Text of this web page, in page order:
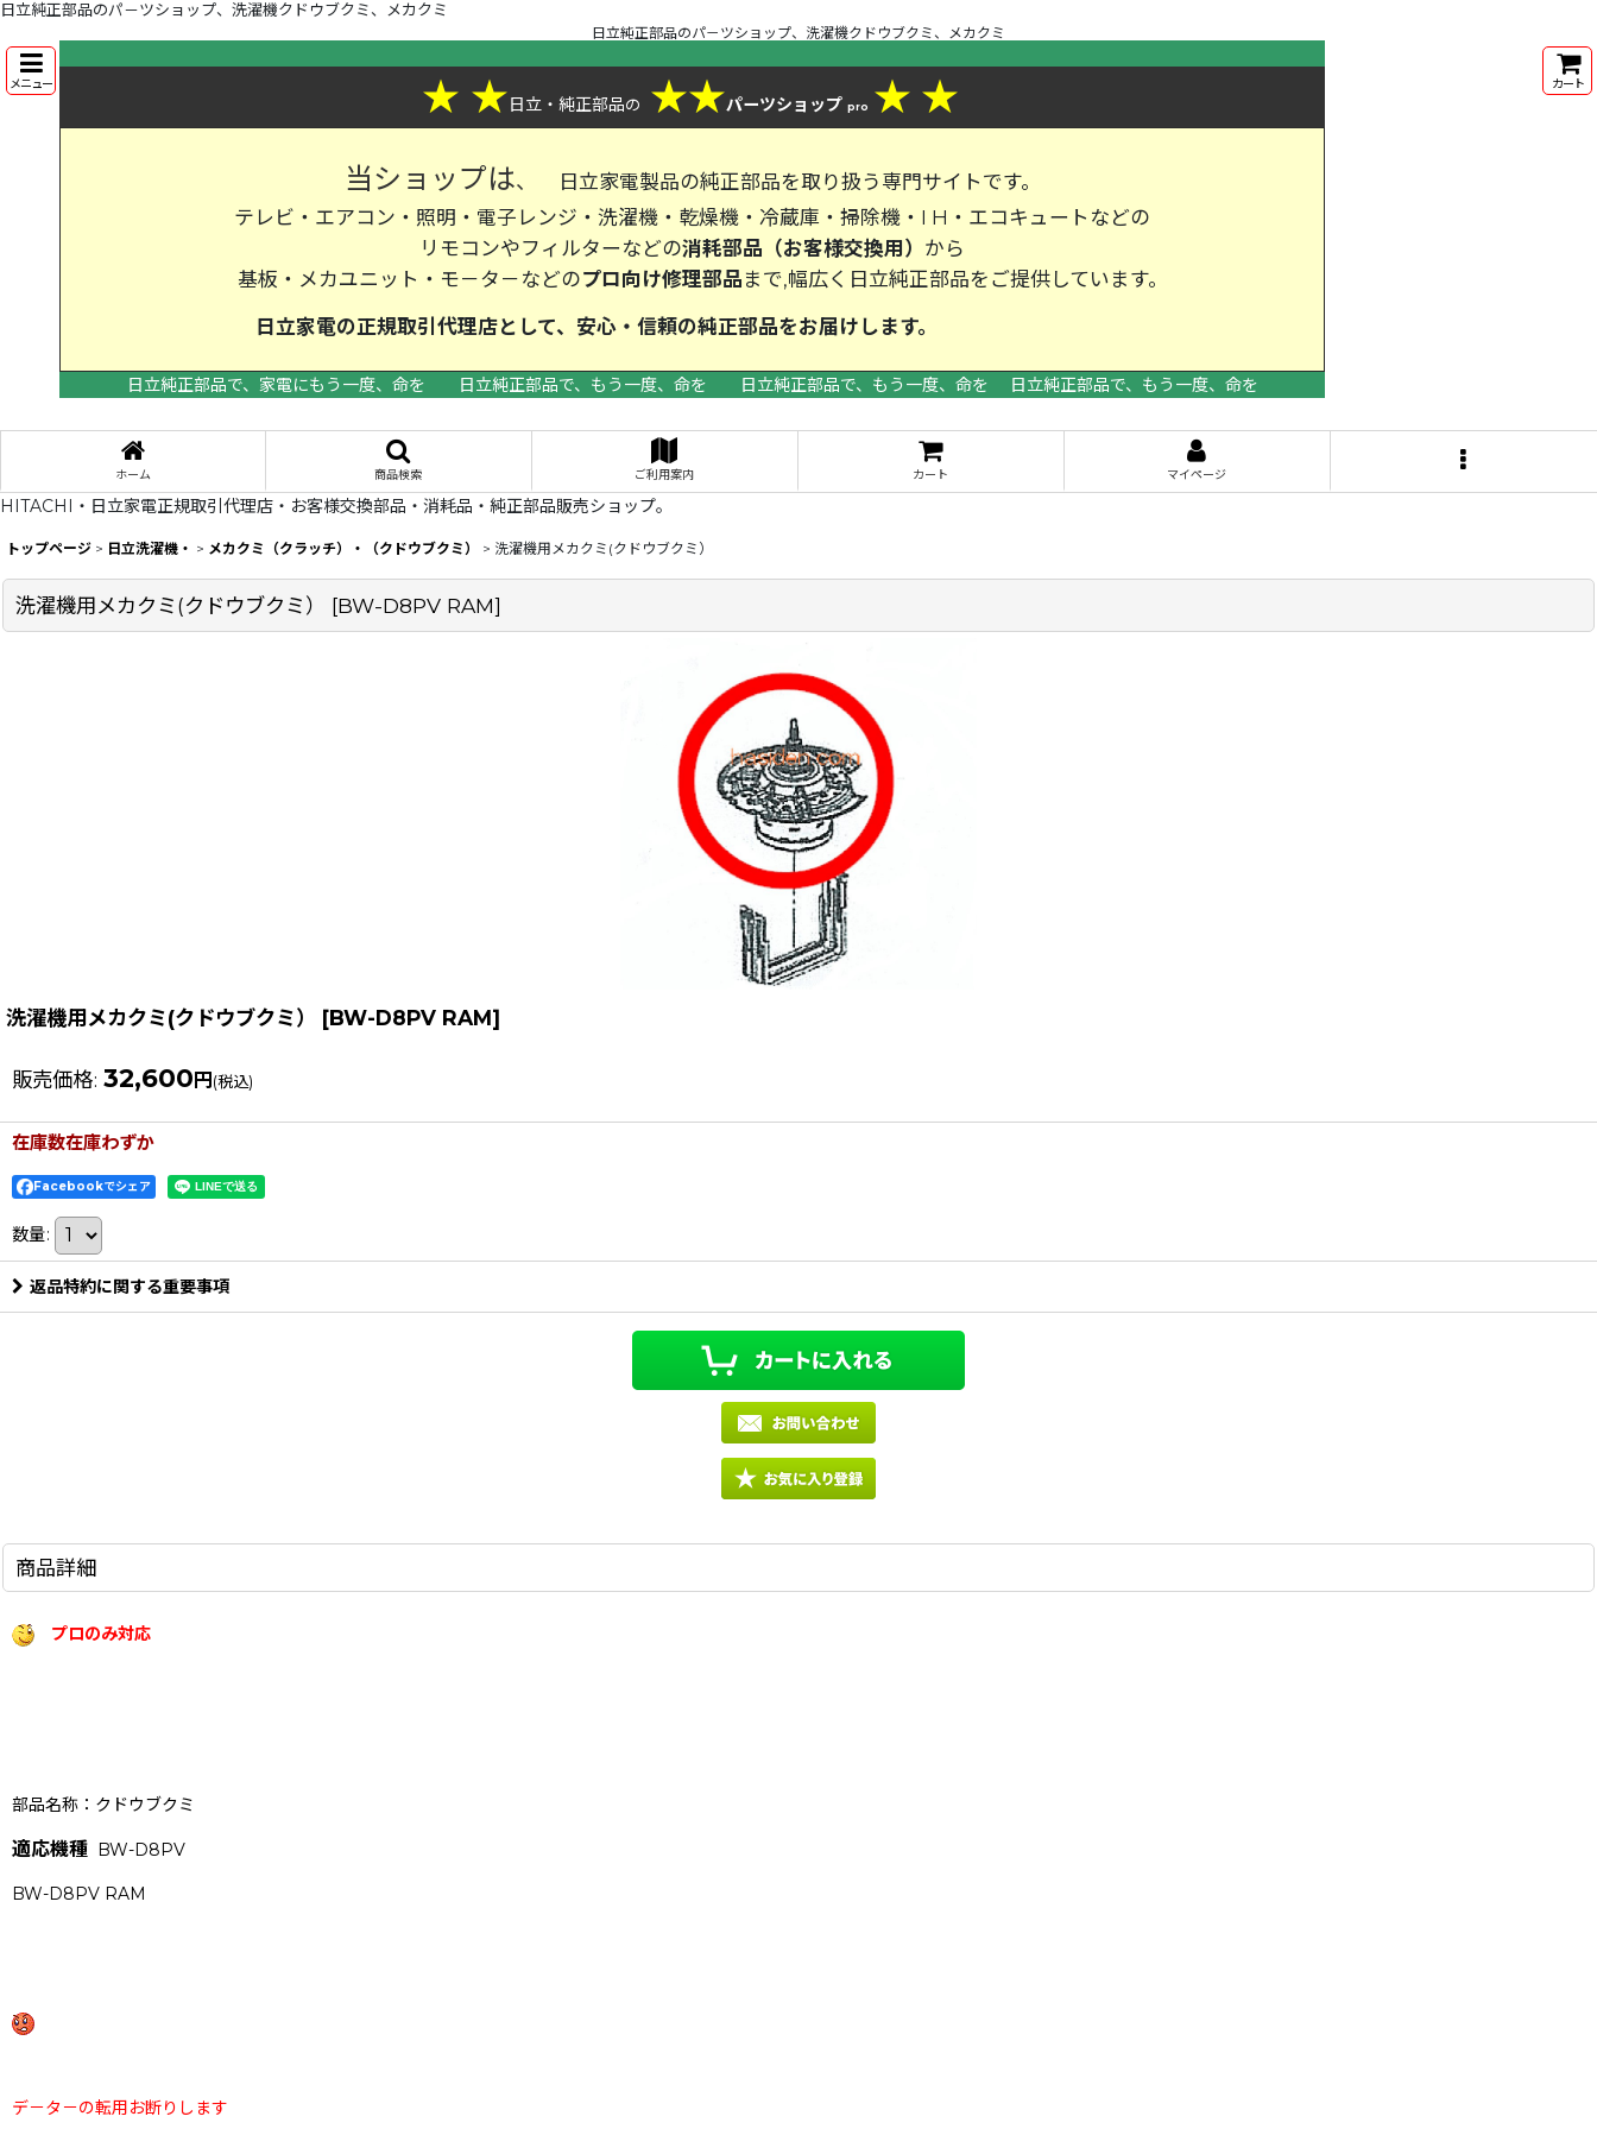
日立純正部品のパ－ツショップ、洗濯機クドウブクミ、メカクミ
日立純正部品のパ－ツショップ、洗濯機クドウブクミ、メカクミ
メニュー ★ ★日立・純正部品の ★★パーツショップ pro ★ ★
当ショップは、
日立家電製品の純正部品を取り扱う専門サイトです。
テレビ・エアコン・照明・電子レンジ・洗濯機・乾燥機・冷蔵庫・掃除機・I H・エコキュートなどの
リモコンやフィルターなどの消耗部品（お客様交換用） から
基板・メカユニット・モ－タ－などのプロ向け修理部品 まで,幅広く日立純正部品をご提供しています。
日立家電の正規取引代理店として、安心・信頼の純正部品をお届けします。
日立純正部品で、家電にもう一度、命を
日立純正部品で、もう一度、命を 日立純正部品で、もう一度、命を 日立純正部品で、もう一度、命を
カート
ホーム 商品検索 ご利用案内 カート マイページ
HITACHI・日立家電正規取引代理店・お客様交換部品・消耗品・純正部品販売ショップ。
トップページ > 日立洗濯機・ > メカクミ（クラッチ）・（クドウブクミ） > 洗濯機用メカクミ(クドウブクミ）
洗濯機用メカクミ(クドウブクミ） [BW-D8PV RAM]
洗濯機用メカクミ(クドウブクミ） [BW-D8PV RAM]
販売価格: 32,600円(税込)
在庫数在庫わずか
Facebookでシェア
数量:
返品特約に関する重要事項
商品詳細
プロのみ対応
部品名称： クドウブクミ
適応機種 BW-D8PV
BW-D8PV RAM
デ－タ－の転用お断りします